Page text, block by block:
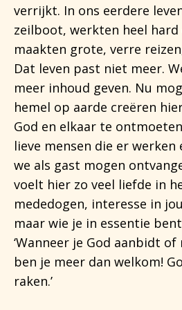
verrijkt. In ons eerdere
zeilboot, werkten heel hard
maakten grote, verre
Dat leven past niet meer.
meer inhoud geven. Nu
hemel op aarde creëren
God en elkaar te
lieve mensen die er werken
we als gast mogen
voelt hier zo veel liefde in
mededogen, interesse in
maar wie je in essentie
‘Wanneer je God aanbidt
ben je meer dan welkom!
raken.’